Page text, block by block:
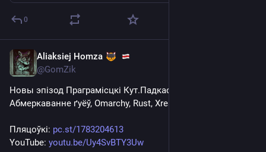
0
Aliaksiej Homza
@GomZik
Новы эпізод Праграмісцкі Кут.Падкаст: 05 -
Абмеркаванне ґуёў, Omarchy, Rust, Xreal і падборка тулоў
Пляцоўкі: pc.st/1783204613
YouTube: youtu.be/Uy4SvBTY3Uw